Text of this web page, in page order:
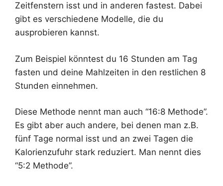
Zeitfenstern isst und in anderen fastest. Dabei
gibt es verschiedene Modelle, die du
ausprobieren kannst.
Zum Beispiel könntest du 16 Stunden am Tag
fasten und deine Mahlzeiten in den restlichen 8
Stunden einnehmen.
Diese Methode nennt man auch “16:8 Methode”.
Es gibt aber auch andere, bei denen man z.B.
fünf Tage normal isst und an zwei Tagen die
Kalorienzufuhr stark reduziert. Man nennt dies
“5:2 Methode”.